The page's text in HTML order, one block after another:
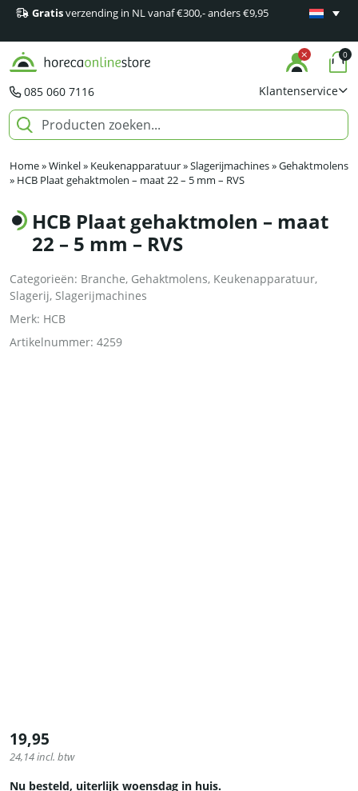
Gratisverzending in NL vanaf €300,- anders €9,95
Minimaal
085 060 7116 Klantenservice
0
Home»Winkel» Keukenapparatuur»Slagerijmachines»Gehaktmolens
» HCB Plaat gehaktmolen – maat 22 – 5 mm – RVS
HCB Plaat gehaktmolen – maat
22 – 5 mm – RVS
Categorieën: Branche, Gehaktmolens, Keukenapparatuur,
Slagerij, Slagerijmachines
Merk: HCB
Artikelnummer: 4259
19,95
24,14incl. btw
Nu besteld, uiterlijk woensdag in huis.